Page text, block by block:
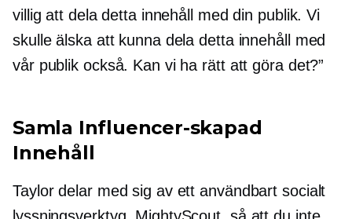
villig att dela detta innehåll med din publik. Vi
skulle älska att kunna dela detta innehåll med
vår publik också. Kan vi ha rätt att göra det?”
Samla Influencer-skapad
Innehåll
Taylor delar med sig av ett användbart socialt